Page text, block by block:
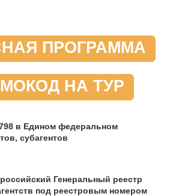
ПРОГРАММА
НА ТУР
в Едином федеральном
субагентов
Генеральный реестр
под реестровым номером